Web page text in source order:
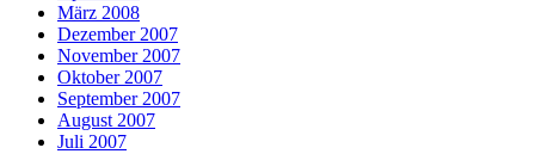
März 2008
Dezember 2007
November 2007
Oktober 2007
September 2007
August 2007
Juli 2007